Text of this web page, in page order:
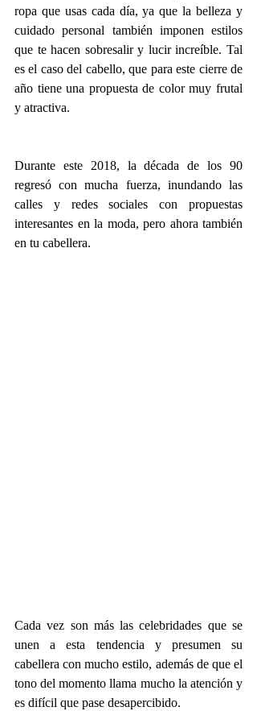
ropa que usas cada día, ya que la belleza y
cuidado personal también imponen estilos
que te hacen sobresalir y lucir increíble. Tal
es el caso del cabello, que para este cierre de
año tiene una propuesta de color muy frutal
y atractiva.
Durante este 2018, la década de los 90
regresó con mucha fuerza, inundando las
calles y redes sociales con propuestas
interesantes en la moda, pero ahora también
en tu cabellera.
Cada vez son más las celebridades que se
unen a esta tendencia y presumen su
cabellera con mucho estilo, además de que el
tono del momento llama mucho la atención y
es difícil que pase desapercibido.